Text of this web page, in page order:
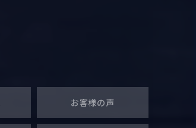
お客様の声